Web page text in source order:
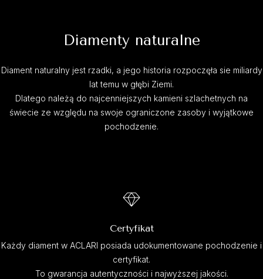
Diamenty naturalne
Diament naturalny jest rzadki, a jego historia rozpoczęła sie miliardy
lat temu w głębi Ziemi.
Dlatego należą do najcenniejszych kamieni szlachetnych na
świecie ze względu na swoje ograniczone zasoby i wyjątkowe
pochodzenie.
Certyfikat
Każdy diament w ACLARI posiada udokumentowane pochodzenie i
certyfikat.
To gwarancja autentyczności i najwyższej jakości.